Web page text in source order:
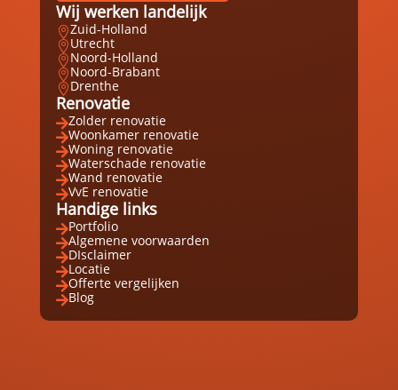
Wij werken landelijk
Zuid-Holland
Utrecht
Noord-Holland
Noord-Brabant
Drenthe
Renovatie
Zolder renovatie
Woonkamer renovatie
Woning renovatie
Waterschade renovatie
Wand renovatie
VvE renovatie
Handige links
Portfolio
Algemene voorwaarden
DIsclaimer
Locatie
Offerte vergelijken
Blog